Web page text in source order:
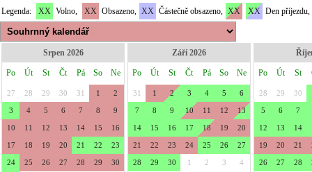
Legenda: XX Volno, XX Obsazeno, XX Částečně obsazeno, XX XX Den příjezdu,
Srpen 2026
Po Út St Čt Pá So Ne
27 28 29 30 31 1 2
3 4 5 6 7 8 9
10 11 12 13 14 15 16
17 18 19 20 21 22 23
24 25 26 27 28 29 30
Září 2026
Po Út St Čt Pá So Ne
31 1 2 3 4 5 6
7 8 9 10 11 12 13
14 15 16 17 18 19 20
21 22 23 24 25 26 27
28 29 30 1 2 3 4
Po Út St
28 29 30
5 6 7
12 13 14
19 20 21
26 27 28